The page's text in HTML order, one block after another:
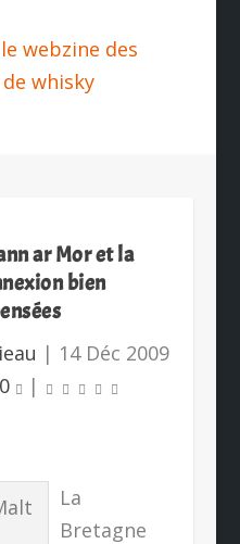
ar Mor et la
bien
| 14 Déc 2009
0 |
La
Bretagne